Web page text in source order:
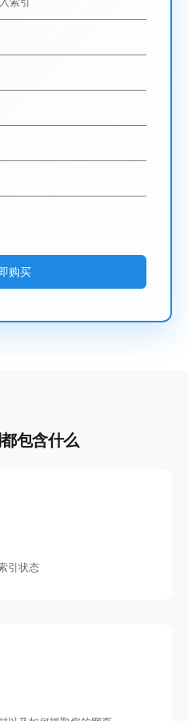
购买
包含什么
引状态